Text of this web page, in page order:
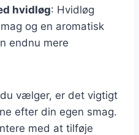
hvidløg: Hvidløg
og en aromatisk
endnu mere
vælger, er det vigtigt
efter din egen smag.
med at tilføje